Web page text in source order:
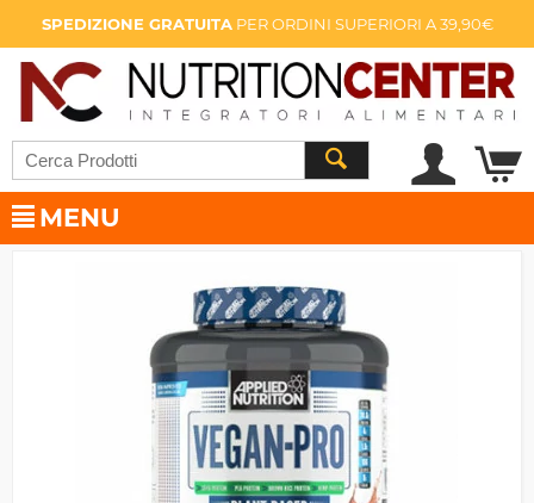
SPEDIZIONE GRATUITAPER ORDINI SUPERIORI A 39,90€
MENU